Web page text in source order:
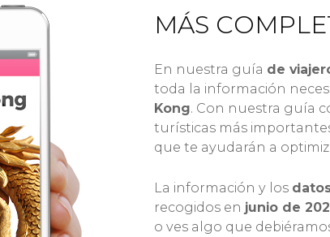
Kong!
travesía única!
MÁS
En nuestra guía de
toda la información
Kong. Con nuestra guía
turísticas más
que te ayudarán a
La información y los
recogidos en junio de
o ves algo que